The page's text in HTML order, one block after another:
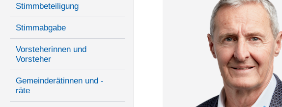
Stimmbeteiligung
Stimmabgabe
Vorsteherinnen und
Vorsteher
Gemeinderätinnen und -
räte